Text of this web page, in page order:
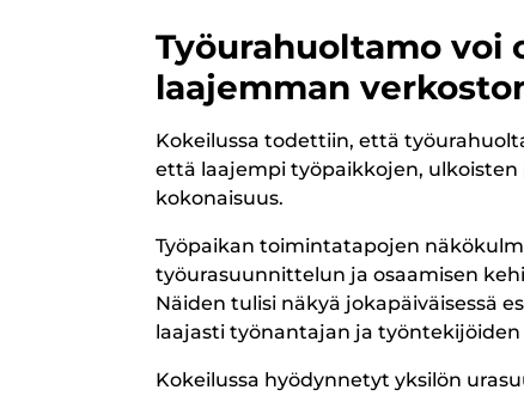
Työurahuoltamo voi
laajemman
Kokeilussa todettiin, että
että laajempi työpaikkojen,
kokonaisuus.
Työpaikan toimintatapojen
työurasuunnittelun ja osaamisen
Näiden tulisi näkyä jokapäiväisessä
laajasti työnantajan ja työntekijöiden
Kokeilussa hyödynnetyt yksilön